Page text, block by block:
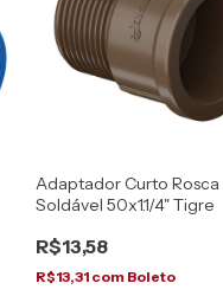
Adaptador Curto Rosca
Soldável 50x1.1/4" Tigre
R$13,58
R$13,31 com Boleto